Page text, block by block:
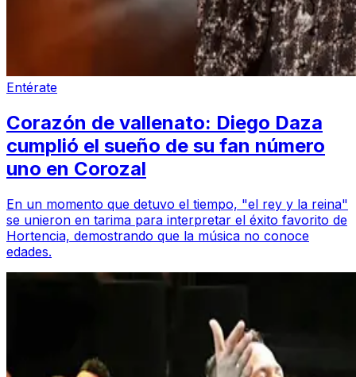
Entérate
Corazón de vallenato: Diego Daza
cumplió el sueño de su fan número
uno en Corozal
En un momento que detuvo el tiempo, "el rey y la reina"
se unieron en tarima para interpretar el éxito favorito de
Hortencia, demostrando que la música no conoce
edades.